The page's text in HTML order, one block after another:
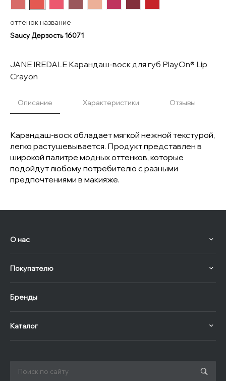
оттенок название
Saucy Дерзость 16071
JANE IREDALE Карандаш-воск для губ PlayOn® Lip
Crayon
Описание Характеристики Отзывы
Карандаш-воск обладает мягкой нежной текстурой,
легко растушевывается. Продукт представлен в
широкой палитре модных оттенков, которые
подойдут любому потребителю с разными
предпочтениями в макияже.
О нас
Покупателю
Бренды
Каталог